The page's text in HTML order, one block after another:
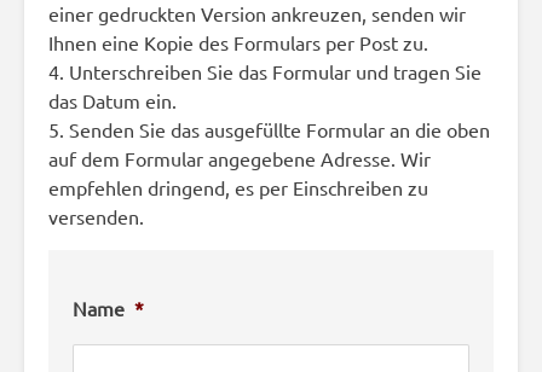
einer gedruckten Version ankreuzen, senden wir
Ihnen eine Kopie des Formulars per Post zu.
4. Unterschreiben Sie das Formular und tragen Sie
das Datum ein.
5. Senden Sie das ausgefüllte Formular an die oben
auf dem Formular angegebene Adresse. Wir
empfehlen dringend, es per Einschreiben zu
versenden.
Name *